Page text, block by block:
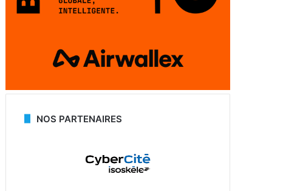
NOS PARTENAIRES